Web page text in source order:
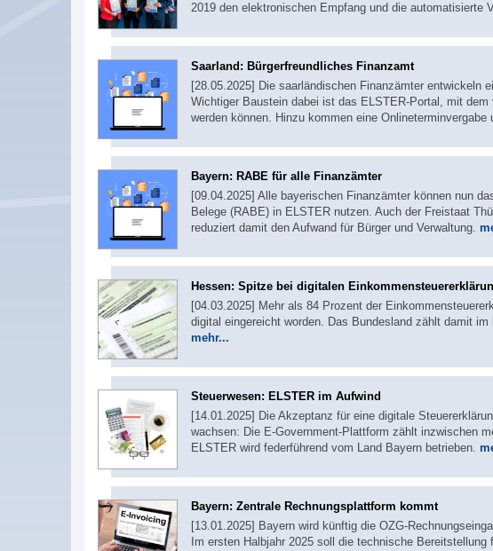
2019 den elektronischen Empfang und die automatisierte
Saarland: Bürgerfreundliches Finanzamt
[28.05.2025] Die saarländischen Finanzämter entwickeln
Wichtiger Baustein dabei ist das ELSTER-Portal, mit
werden können. Hinzu kommen eine
Bayern: RABE für alle Finanzämter
[09.04.2025] Alle bayerischen Finanzämter können nun
Belege (RABE) in ELSTER nutzen. Auch der Freistaat
reduziert damit den Aufwand für Bürger und Verwaltung.
Hessen: Spitze bei digitalen
[04.03.2025] Mehr als 84 Prozent der
digital eingereicht worden. Das Bundesland zählt damit
mehr...
Steuerwesen: ELSTER im Aufwind
[14.01.2025] Die Akzeptanz für eine digitale
wachsen: Die E-Government-Plattform zählt inzwischen
ELSTER wird federführend vom Land Bayern betrieben.
Bayern: Zentrale Rechnungsplattform kommt
[13.01.2025] Bayern wird künftig die OZG-
Im ersten Halbjahr 2025 soll die technische